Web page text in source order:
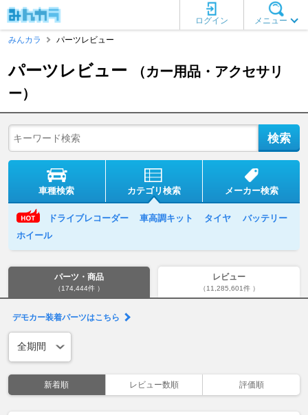
メニュー
ログイン
みんカラ
パーツレビュー
パーツレビュー
（カー用品・アクセサリ
ー）
車種検索 カテゴリ検索 メーカー検索
ドライブレコーダー 車高調キット タイヤ
バッテリー
ホイール
パーツ・商品
（174,444件 ）
レビュー
（11,285,601件 ）
デモカー装着パーツはこちら
新着順 レビュー数順 評価順